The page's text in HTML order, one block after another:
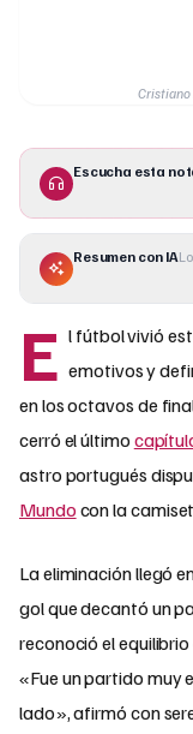
Escucha esta
Resumen con IA
E l fútbol vivió
emotivos y
en los octavos de
cerró el último
astro portugués
Mundo con la
La eliminación llegó
gol que decantó un
reconoció el
«Fue un partido muy
lado», afirmó con